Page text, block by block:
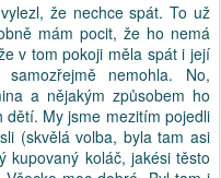
že nechce spát. To už
mám pocit, že ho nemá
v tom pokoji měla spát i její
nemohla. No,
a nějakým způsobem ho
dětí. My jsme mezitím pojedli
(skvělá volba, byla tam asi
kupovaný koláč, jakési těsto